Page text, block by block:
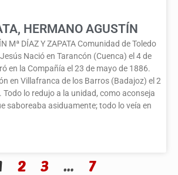
HERMANO AGUSTÍN
Mª DÍAZ Y ZAPATA Comunidad de Toledo
Nació en Tarancón (Cuenca) el 4 de
en la Compañía el 23 de mayo de 1886.
en Villafranca de los Barros (Badajoz) el 2
Todo lo redujo a la unidad, como aconseja
saboreaba asiduamente; todo lo veía en
2 3 … 7